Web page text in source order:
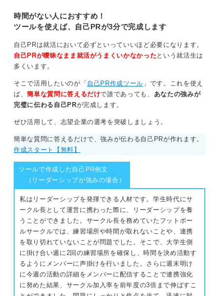
と思います。
ドとし、それをどのように自分の人生に活かしてきた
か、またこれから活かしたいのかを語れるようにしてみ
てください。
S (Situation): どのような状況でしたか？
T (Task): どのような課題や目標がありましたか？
A (Action): その課題に対して、あなたが具体的にどう行
R (Result): その行動の結果、どうなりましたか？
また上記のように、エピソードの伝えるときにはSTAR
メソッドを使用し、相手にわかりやすく伝えていくこと
う。
時間がない人におすすめ！
ツールを使えば、自己PRが3分で完成します
自己PRは就活において必ずといっていいほど必要になります。
自己PRが曖昧なまま就活がうまくいかなかった という就活生は
多くいます。
そこで活用したいのが「 自己PR作成ツール 」です。これを使え
ば、簡単な質問に答えるだけで誰であっても、 あなたの強みが
完璧に伝わる自己PRが完成します。
ぜひ活用して、志望企業の選考を突破しましょう。
簡単な質問に答えるだけで、強みが伝わる自己PRが作れます。
作成スタート【無料】
ツールで作成した自己PR例文
（リーダーシップが強みの場合）
私はリーダーシップを発揮できる人材です。学生時代にサ
ークル長として運営に携わった際に、リーダーシップを養
うことができました。サークル長を務めていたフットボー
ルサークルでは、練習場所や時間が取れないことや、連携
を取り切れていないことが問題でした。そこで、大学生側
に掛け合い週に2回の練習場所を確保し、時間を決め活動す
るようにメンバーに声掛けを行いました。さらに週末明け
に今週の活動の詳細をメンバーに配信することで連携強化
に努めた結果、サークル加入率を前年度の3倍まで伸ばすこ